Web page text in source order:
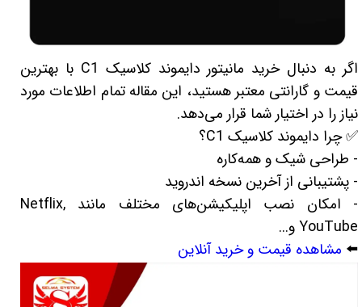
اگر به دنبال خرید مانیتور دایموند کلاسیک C1 با بهترین
قیمت و گارانتی معتبر هستید، این مقاله تمام اطلاعات مورد
نیاز را در اختیار شما قرار می‌دهد.
✅ چرا دایموند کلاسیک C1؟
- طراحی شیک و همه‌کاره
- پشتیبانی از آخرین نسخه اندروید
- امکان نصب اپلیکیشن‌های مختلف مانند Netflix,
YouTube و...
⬅️ مشاهده قیمت و خرید آنلاین